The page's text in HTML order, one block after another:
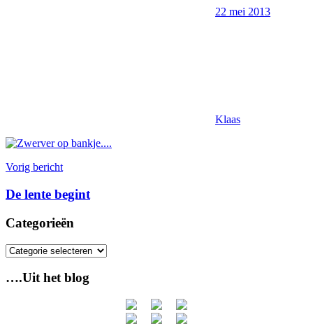
22 mei 2013
Klaas
Bericht
navigatie
Vorig bericht
De lente begint
Categorieën
Categorieën
….Uit het blog